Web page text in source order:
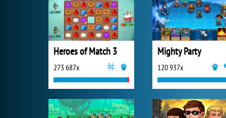
Heroes of Match 3
273 687x
Mighty Party
120 937x